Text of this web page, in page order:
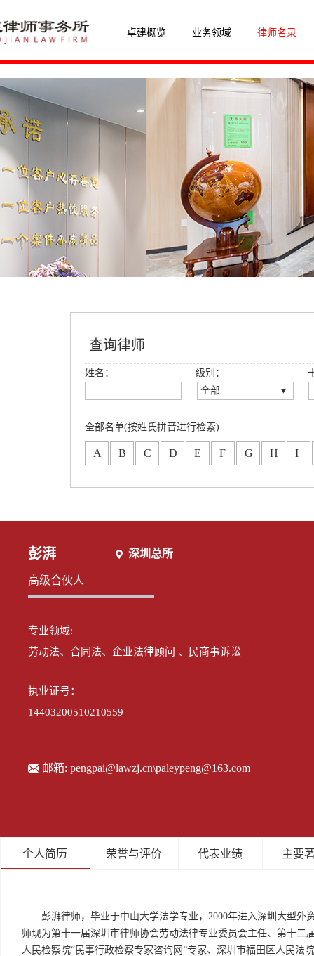
卓建概览 业务领域 律师名录
查询律师
姓名：
级别：
全部
创始合伙人
高级合伙人
全部名单(按姓氏拼音进行检索)
A B C D E F G H I
彭湃 深圳总所
高级合伙人
专业领域:
劳动法、合同法、企业法律顾问 、民商事诉讼
执业证号：
14403200510210559
邮箱: pengpai@lawzj.cn\paleypeng@163.com
个人简历 荣誉与评价 代表业绩 主要
彭湃律师，毕业于中山大学法学专业，2000年进入深圳大型
师现为第十一届深圳市律师协会劳动法律专业委员会主任、第十
人民检察院“民事行政检察专家咨询网”专家、深圳市福田区人民